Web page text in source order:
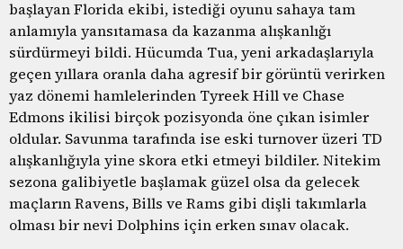
başlayan Florida ekibi, istediği oyunu sahaya tam
anlamıyla yansıtamasa da kazanma alışkanlığı
sürdürmeyi bildi. Hücumda Tua, yeni arkadaşlarıyla
geçen yıllara oranla daha agresif bir görüntü verirken
yaz dönemi hamlelerinden Tyreek Hill ve Chase
Edmons ikilisi birçok pozisyonda öne çıkan isimler
oldular. Savunma tarafında ise eski turnover üzeri TD
alışkanlığıyla yine skora etki etmeyi bildiler. Nitekim
sezona galibiyetle başlamak güzel olsa da gelecek
maçların Ravens, Bills ve Rams gibi dişli takımlarla
olması bir nevi Dolphins için erken sınav olacak.